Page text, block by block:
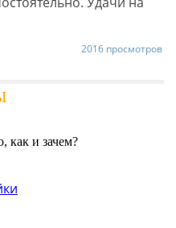
2016 просмотров
как и зачем?